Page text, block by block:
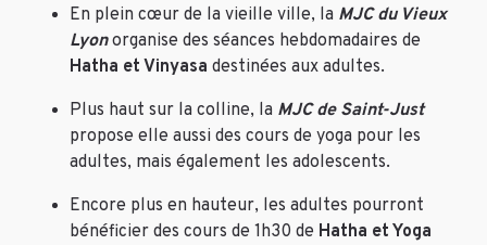
En plein cœur de la vieille ville, la MJC du Vieux
Lyonorganise des séances hebdomadaires de
Hatha et Vinyasa destinées aux adultes.
Plus haut sur la colline, la MJC de Saint-Just
propose elle aussi des cours de yoga pour les
adultes, mais également les adolescents.
Encore plus en hauteur, les adultes pourront
bénéficier des cours de 1h30 de Hatha et Yoga